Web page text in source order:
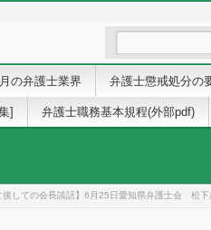
の弁護士業界 弁護士懲戒処分の
] 弁護士職務基本規程(外部pdf)
接しての会長談話】6月25日愛知県弁護士会 松